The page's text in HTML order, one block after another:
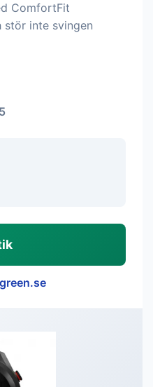
ComfortFit
inte svingen